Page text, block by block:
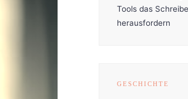
Tools das
herausfordern
GESCHICHTE